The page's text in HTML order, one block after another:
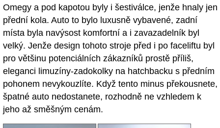
Omegy a pod kapotou byly i šestiválce, jenže hnaly jen
přední kola. Auto to bylo luxusně vybavené, zadní
místa byla navýsost komfortní a i zavazadelník byl
velký. Jenže design tohoto stroje před i po faceliftu byl
pro většinu potenciálních zákazníků prostě příliš,
eleganci limuzíny-zadokolky na hatchbacku s předním
pohonem nevykouzlíte. Když tento minus překousnete,
špatné auto nedostanete, rozhodně ne vzhledem k
jeho až směšným cenám.